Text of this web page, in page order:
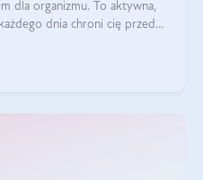
dla organizmu. To aktywna,
dnia chroni cię przed